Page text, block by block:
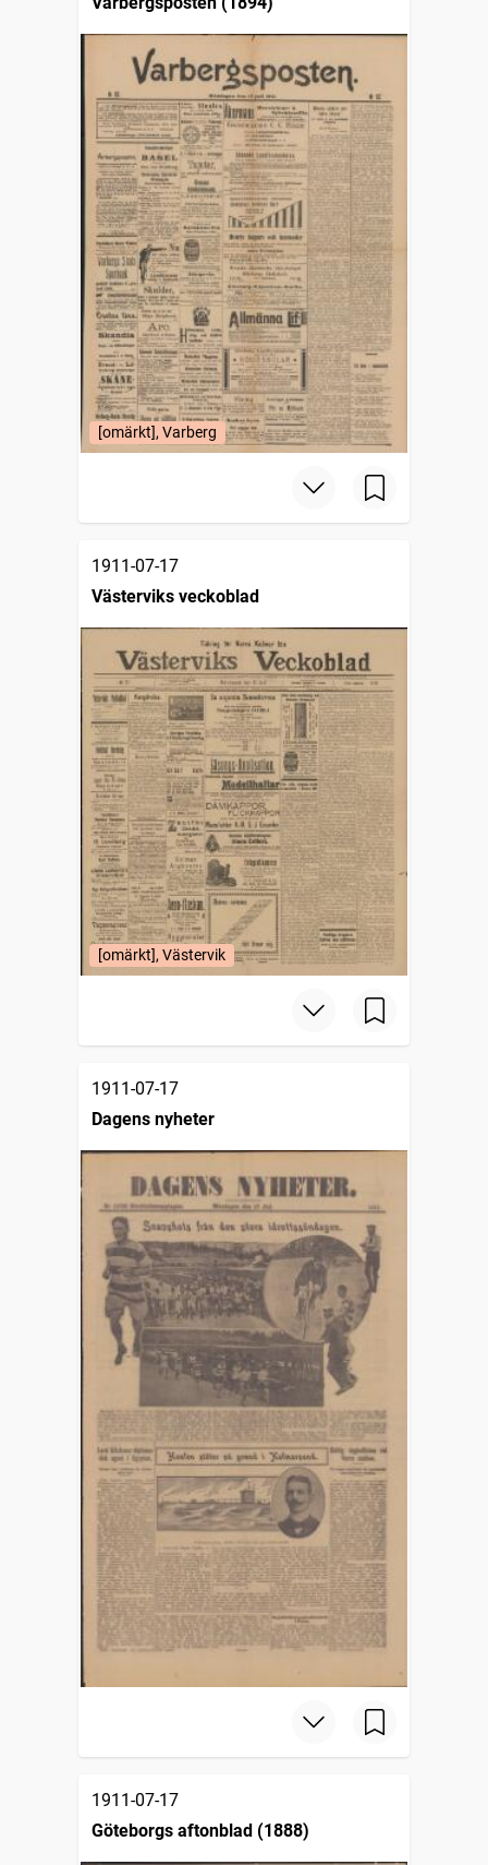
[omärkt], Varberg
1911-07-17
Västerviks veckoblad
[omärkt], Västervik
1911-07-17
Dagens nyheter
1911-07-17
Göteborgs aftonblad (1888)